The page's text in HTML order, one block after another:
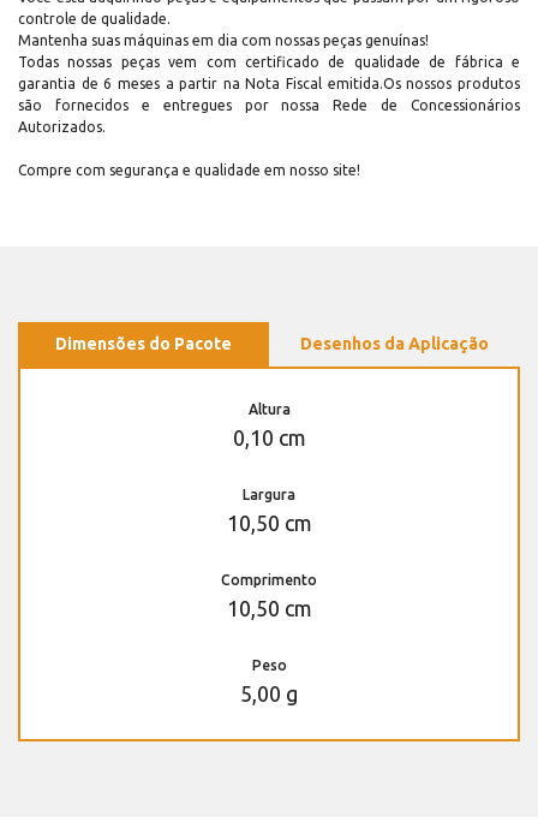
controle de qualidade.
Mantenha suas máquinas em dia com nossas peças genuínas!
Todas nossas peças vem com certificado de qualidade de fábrica e
garantia de 6 meses a partir na Nota Fiscal emitida.Os nossos produtos
são fornecidos e entregues por nossa Rede de Concessionários
Autorizados.
Compre com segurança e qualidade em nosso site!
Dimensões do Pacote Desenhos da Aplicação
Altura
0,10 cm
Largura
10,50 cm
Comprimento
10,50 cm
Peso
5,00 g